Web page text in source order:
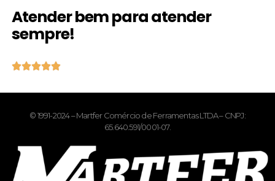
Atender bem para atender
sempre!

© 1991-2024 – Martfer Comércio de Ferramentas LTDA – CNPJ:
65.640.591/0001-07.